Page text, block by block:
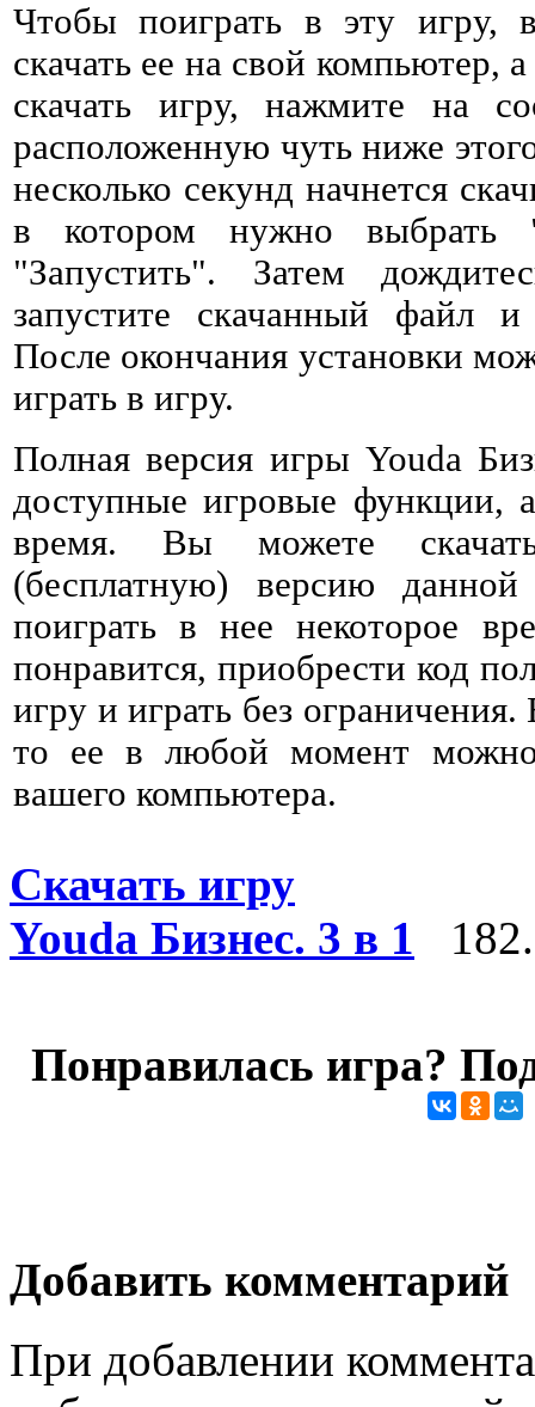
Чтобы поиграть в эту игру,
скачать ее на свой компьютер,
скачать игру, нажмите на
расположенную чуть ниже
несколько секунд начнется
в котором нужно выбрать
"Запустить". Затем
запустите скачанный файл и
После окончания установки
играть в игру.
Полная версия игры Youda
доступные игровые функции,
время. Вы можете
(бесплатную) версию
поиграть в нее некоторое
понравится, приобрести код
игру и играть без
то ее в любой момент можно
вашего компьютера.
Скачать игру
Youda Бизнес. 3 в 1
Понравилась игра?
Добавить комментарий
При добавлении